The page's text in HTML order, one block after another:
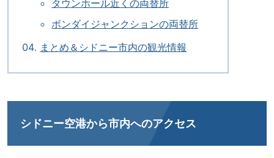
タウンホール近くの両替所
ボンダイジャンクションの両替所
まとめ＆シドニー市内の観光情報
シドニー空港から市内へのアクセス